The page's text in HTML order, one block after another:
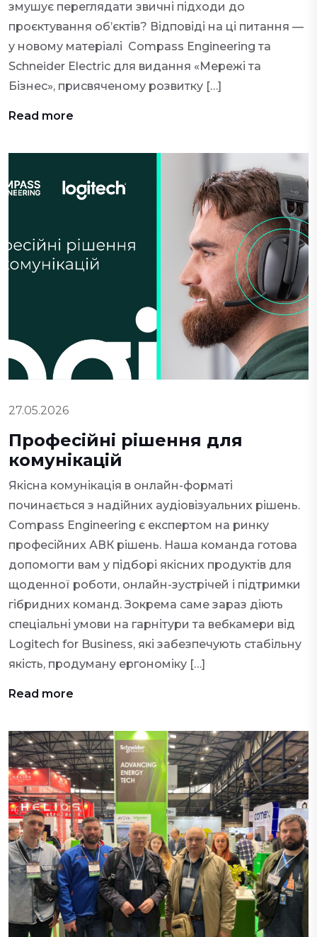
змушує переглядати звичні підходи до
проєктування об’єктів? Відповіді на ці питання —
у новому матеріалі Compass Engineering та
Schneider Electric для видання «Мережі та
Бізнес», присвяченому розвитку […]
Read more
27.05.2026
Професійні рішення для
комунікацій
Якісна комунікація в онлайн-форматі
починається з надійних аудіовізуальних рішень.
Compass Engineering є експертом на ринку
професійних АВК рішень. Наша команда готова
допомогти вам у підборі якісних продуктів для
щоденної роботи, онлайн-зустрічей і підтримки
гібридних команд. Зокрема саме зараз діють
спеціальні умови на гарнітури та вебкамери від
Logitech for Business, які забезпечують стабільну
якість, продуману ергономіку […]
Read more